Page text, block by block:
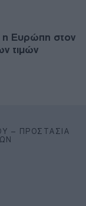
η Ευρώπη στον
τιμών
– ΠΡΟΣΤΑΣΊΑ